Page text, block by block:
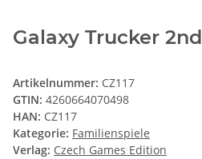
Galaxy Trucker 2nd
Artikelnummer: CZ117
GTIN: 4260664070498
HAN: CZ117
Kategorie: Familienspiele
Verlag: Czech Games Edition